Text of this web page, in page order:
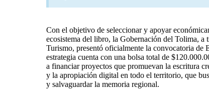
Con el objetivo de seleccionar y apoyar
ecosistema del libro, la Gobernación del Tolima, a
Turismo, presentó oficialmente la convocatoria de
estrategia cuenta con una bolsa total de
a financiar proyectos que promuevan la escritura
y la apropiación digital en todo el territorio, que
y salvaguardar la memoria regional.